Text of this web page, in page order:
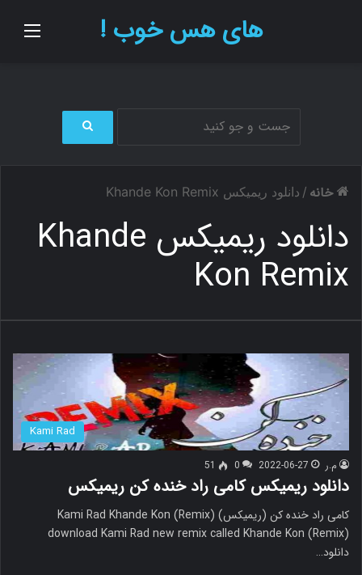
های هس خوب !
ج
ب
ر
خانه / دانلود ریمیکس Khande Kon Remix
دانلود ریمیکس Khande
Kon Remix
Kami Rad
م.ر 2022-06-27
0
51
دانلود ریمیکس کامی راد خنده کن ریمیکس
کامی راد خنده کن (ریمیکس) Kami Rad Khande Kon (Remix)
download Kami Rad new remix called Khande Kon (Remix)
دانلود…